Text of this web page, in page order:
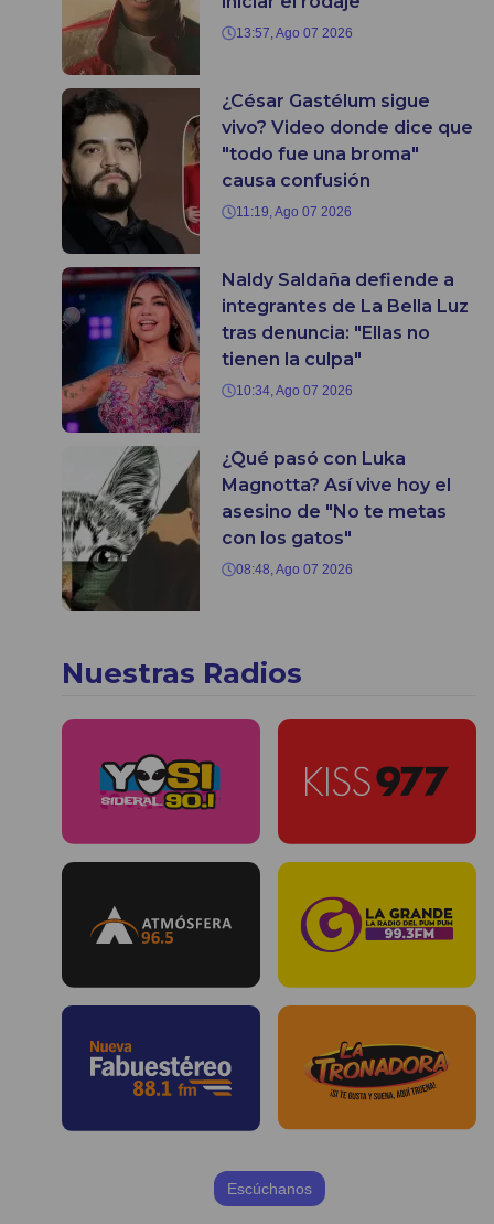
13:57, Ago 07 2026
¿César Gastélum sigue
vivo? Video donde dice que
"todo fue una broma"
causa confusión
11:19, Ago 07 2026
Naldy Saldaña defiende a
integrantes de La Bella Luz
tras denuncia: "Ellas no
tienen la culpa"
10:34, Ago 07 2026
¿Qué pasó con Luka
Magnotta? Así vive hoy el
asesino de "No te metas
con los gatos"
08:48, Ago 07 2026
Nuestras Radios
Escúchanos